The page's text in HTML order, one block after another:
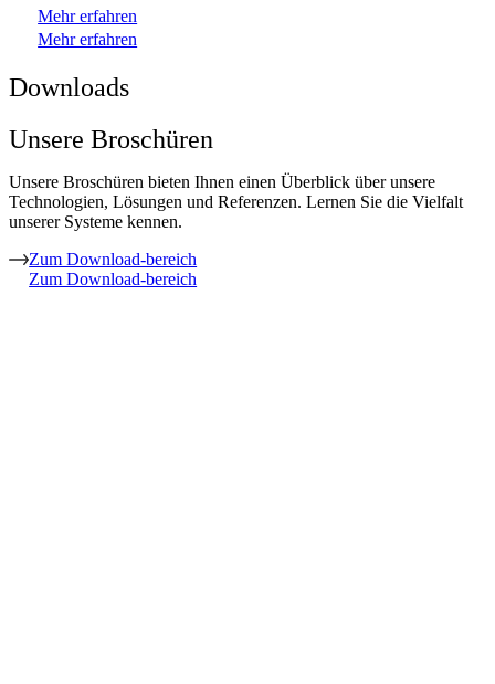
Mehr erfahren
Mehr erfahren
Downloads
Unsere Broschüren
Unsere Broschüren bieten Ihnen einen Überblick über unsere
Technologien, Lösungen und Referenzen. Lernen Sie die Vielfalt
unserer Systeme kennen.
Zum Download-bereich
Zum Download-bereich